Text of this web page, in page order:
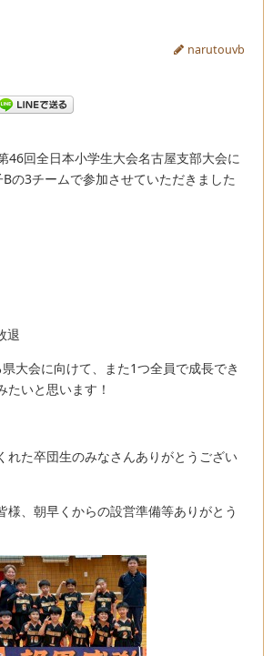
narutouvb
46回全日本小学生大会名古屋支部大会に
の3チームで参加させていただきました
退
大会に向けて、また1つ全員で成長でき
たいと思います！
れた卒団生のみなさんありがとうござい
様、朝早くからの設営準備等ありがとう